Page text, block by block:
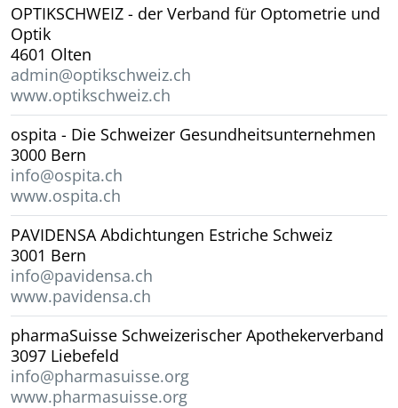
OPTIKSCHWEIZ - der Verband für Optometrie und
Optik
4601 Olten
admin@optikschweiz.ch
www.optikschweiz.ch
ospita - Die Schweizer Gesundheitsunternehmen
3000 Bern
info@ospita.ch
www.ospita.ch
PAVIDENSA Abdichtungen Estriche Schweiz
3001 Bern
info@pavidensa.ch
www.pavidensa.ch
pharmaSuisse Schweizerischer Apothekerverband
3097 Liebefeld
info@pharmasuisse.org
www.pharmasuisse.org